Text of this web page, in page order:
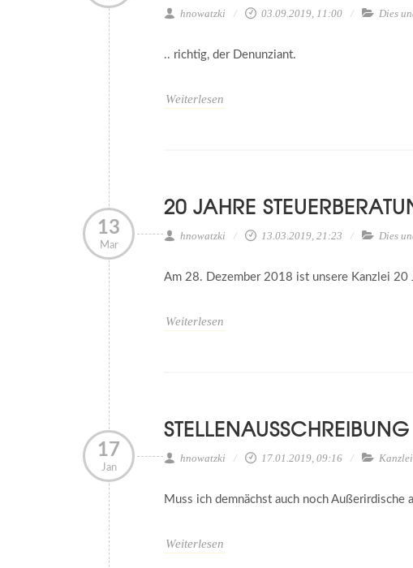
hnowatzki 03.09.2019, 11:00 Dies
.. richtig, der Denunziant.
Weiterlesen
13
Mar
20 JAHRE
hnowatzki 13.03.2019, 21:23 Dies
Am 28. Dezember 2018 ist unsere Kanzlei 20
Weiterlesen
17
Jan
hnowatzki 17.01.2019, 09:16 Kanzlei
Muss ich demnächst auch noch Außerirdische
Weiterlesen